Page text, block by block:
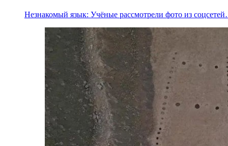
Незнакомый язык: Учёные рассмотрели фото из